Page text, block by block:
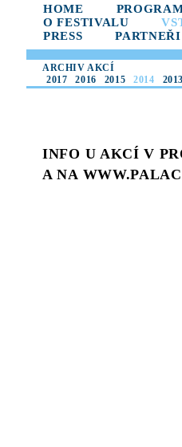
HOME
O FESTIVALU
PRESS
PARTNEŘI
ARCHIV AKCÍ
2017
2016 2015 2014 2013
INFO U AKCÍ V
A NA